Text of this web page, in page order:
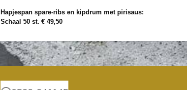
Hapjespan spare-ribs en kipdrum met pirisaus:
Schaal 50 st. € 49,50